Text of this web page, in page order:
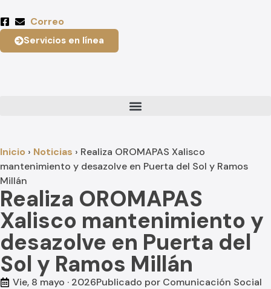
Correo
Servicios en línea
Inicio › Noticias › Realiza OROMAPAS Xalisco
mantenimiento y desazolve en Puerta del Sol y Ramos
Millán
Realiza OROMAPAS
Xalisco mantenimiento y
desazolve en Puerta del
Sol y Ramos Millán
Vie, 8 mayo · 2026Publicado por Comunicación Social